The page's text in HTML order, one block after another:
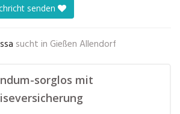
senden
sucht in Gießen Allendorf
sorglos mit